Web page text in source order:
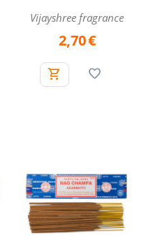
Vijayshree fragrance
2,70€